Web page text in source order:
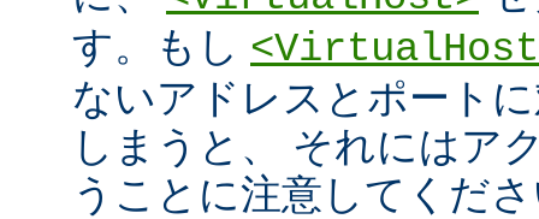
す。もし
ないアドレスとポート
しまうと、 それにはア
うことに注意してくだ